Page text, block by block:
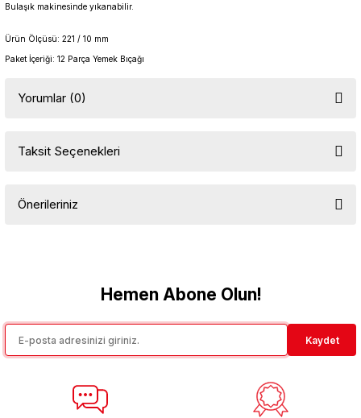
Bulaşık makinesinde yıkanabilir.
Ürün Ölçüsü: 221 / 10 mm
Paket İçeriği: 12 Parça Yemek Bıçağı
Yorumlar (0)
Taksit Seçenekleri
Önerileriniz
Görüş ve önerileriniz için teşekkür ederiz.
Ürün resmi kalitesiz, bozuk veya görüntülenemiyor.
Ürün fiyatı diğer sitelerden daha pahalı.
Hemen Abone Olun!
Kaydet